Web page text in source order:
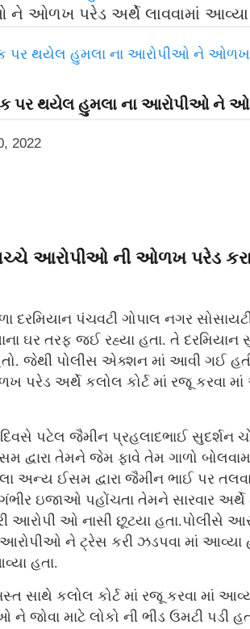
ને ઓળખ પરેડ અર્થે લાવવામાં આવ્યા
પર થયેલ હુમલા ના આરોપીઓ ને
2022
આરોપીઓ ની ઓળખ પરેડ
દરમિયાન પંચવટી ગોપાલ નગર
ઘર તરફ જઈ રહ્યા હતા. તે દરમિયાન
હતો. જેથી પોલીસ એક્શન માં આવી ગઈ
અર્થે કલોલ કોર્ટ માં રજૂ કરવા માં
પટેલ જૈમીન પ્રહલાદભાઈ સુદર્શન
દ્વારા તેમને જેમ ફાવે તેમ ગાળો
અન્ય ઈસમ દ્વારા જૈમીન ભાઈ પર
ઇજાઓ પહોંચતા તેમને સારવાર અર્થે
આરોપી ઓ નાસી છૂટયા હતા.પોલીસે
ને ટ્રેસ કરી ઝડપવા માં
હતા.
સાથે કલોલ કોર્ટ માં રજૂ કરવા માં
જોવા માટે લોકો ની ભીડ ઉમટી પડી